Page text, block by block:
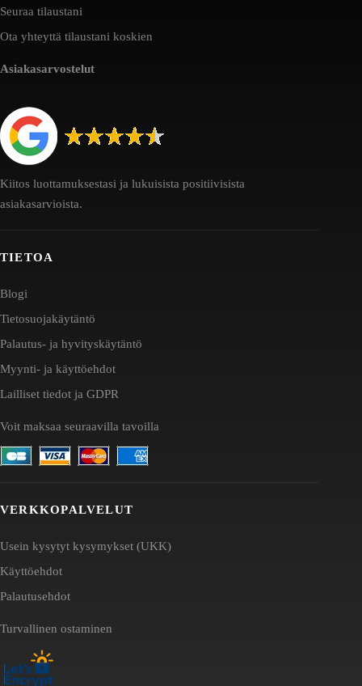
Seuraa tilaustani
Ota yhteyttä tilaustani koskien
Asiakasarvostelut
Kiitos luottamuksestasi ja lukuisista positiivisista
asiakasarvioista.
TIETOA
Blogi
Tietosuojakäytäntö
Palautus- ja hyvityskäytäntö
Myynti- ja käyttöehdot
Lailliset tiedot ja GDPR
Voit maksaa seuraavilla tavoilla
VERKKOPALVELUT
Usein kysytyt kysymykset (UKK)
Käyttöehdot
Palautusehdot
Turvallinen ostaminen